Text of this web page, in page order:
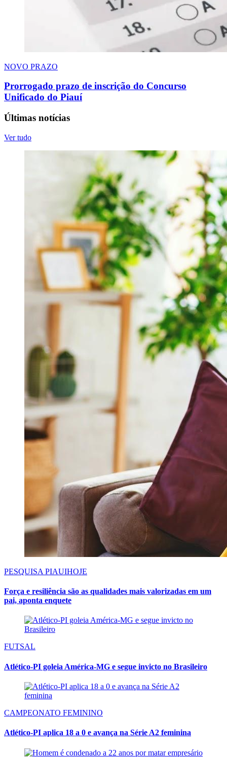
NOVO PRAZO
Prorrogado prazo de inscrição do Concurso
Unificado do Piauí
Últimas notícias
Ver tudo
PESQUISA PIAUIHOJE
Força e resiliência são as qualidades mais valorizadas em um
pai, aponta enquete
FUTSAL
Atlético-PI goleia América-MG e segue invicto no Brasileiro
CAMPEONATO FEMININO
Atlético-PI aplica 18 a 0 e avança na Série A2 feminina